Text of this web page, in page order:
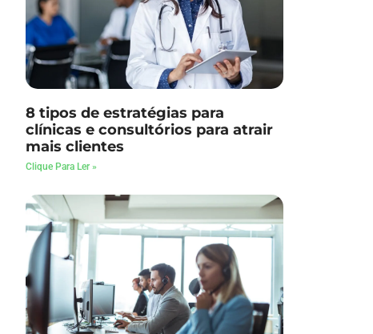
8 tipos de estratégias para
clínicas e consultórios para atrair
mais clientes
Clique Para Ler »